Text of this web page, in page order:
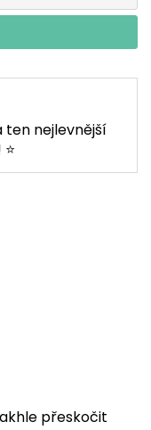
ten nejlevnější
přeskočit